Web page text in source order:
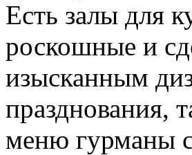
Есть залы для
роскошные и
изысканным
празднования,
меню гурманы